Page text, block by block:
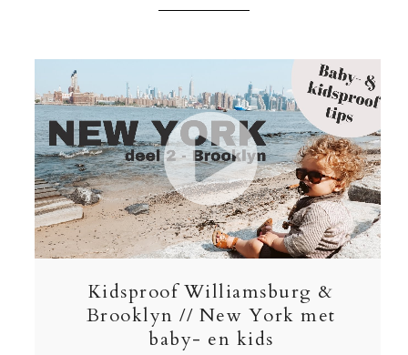
Kidsproof Williamsburg &
Brooklyn // New York met
baby- en kids